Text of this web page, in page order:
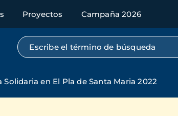
Proyectos Campaña 2026
Búsqueda por texto completo
Solidaria en El Pla de Santa Maria 2022